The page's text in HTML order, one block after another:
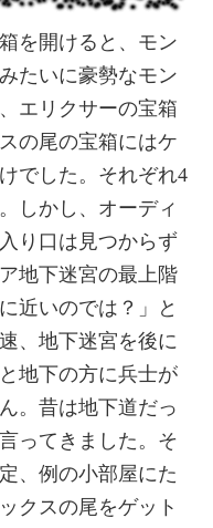
を開けると、モン
たいに豪勢なモン
エリクサーの宝箱
の尾の宝箱にはケ
でした。それぞれ4
しかし、オーディ
り口は見つからず
地下迷宮の最上階
近いのでは？」と
、地下迷宮を後に
地下の方に兵士が
。昔は地下道だっ
ってきました。そ
、例の小部屋にた
クスの尾をゲット